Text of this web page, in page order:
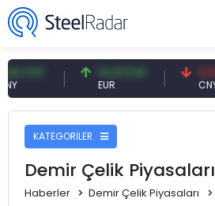
54,91 EUR
EUR
0,13 CNY
CNY/EUR
KATEGORİLER
Demir Çelik Piyasaları
Haberler Demir Çelik Piyasaları